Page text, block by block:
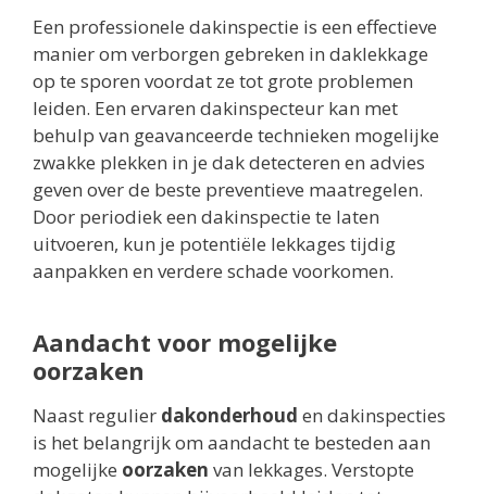
Een professionele dakinspectie is een effectieve
manier om verborgen gebreken in daklekkage
op te sporen voordat ze tot grote problemen
leiden. Een ervaren dakinspecteur kan met
behulp van geavanceerde technieken mogelijke
zwakke plekken in je dak detecteren en advies
geven over de beste preventieve maatregelen.
Door periodiek een dakinspectie te laten
uitvoeren, kun je potentiële lekkages tijdig
aanpakken en verdere schade voorkomen.
Aandacht voor mogelijke
oorzaken
Naast regulier dakonderhoud en dakinspecties
is het belangrijk om aandacht te besteden aan
mogelijke oorzaken van lekkages. Verstopte